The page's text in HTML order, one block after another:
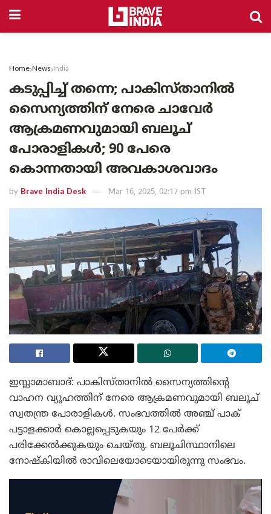
Home News India
കടുപ്പിച്ച് തന്നെ; പാകിസ്താനിൽ
സൈന്യത്തിന് നേരെ ചാവേർ
ആക്രമണവുമായി ബലൂച്
പോരാളികൾ; 90 പേരെ
കൊന്നതായി അവകാശവാദം
by Brave India Desk Mar 16, 2025, 02:17 pm IST
ഇസ്ലാമാബാദ്: പാകിസ്താനിൽ സൈന്യത്തിന്റെ
വാഹന വ്യൂഹത്തിന് നേരെ ആക്രമണവുമായി ബലൂച്
സ്വതന്ത്ര പോരാളികൾ. സംഭവത്തിൽ അഞ്ച് പാക്
പട്ടാളക്കാർ കൊല്ലപ്പെടുകയും 12 പേർക്ക്
പരിക്കേൽക്കുകയും ചെയ്തു. ബലൂചിസ്ഥാനിലെ
നോഷ്‌കിയിൽ രാവിലെയോടെയായിരുന്നു സംഭവം.